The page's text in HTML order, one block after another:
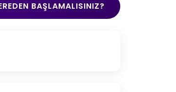
BAŞLAMALISINIZ?